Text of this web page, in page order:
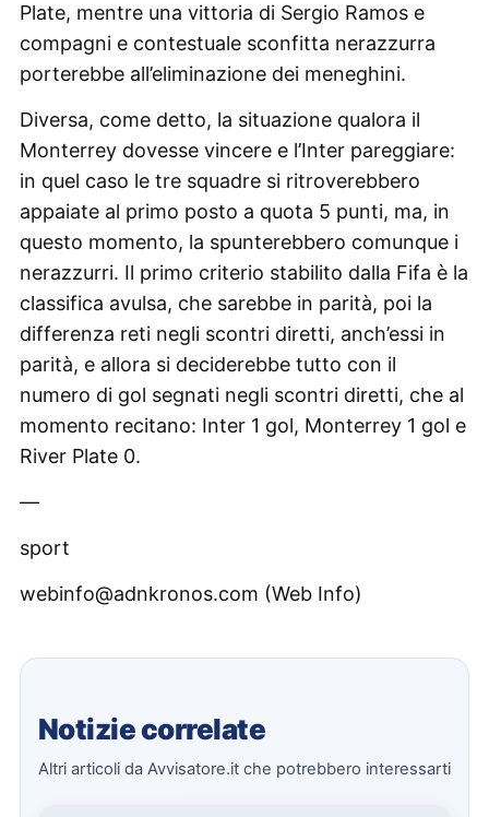
Plate, mentre una vittoria di Sergio Ramos e
compagni e contestuale sconfitta nerazzurra
porterebbe all’eliminazione dei meneghini.
Diversa, come detto, la situazione qualora il
Monterrey dovesse vincere e l’Inter pareggiare:
in quel caso le tre squadre si ritroverebbero
appaiate al primo posto a quota 5 punti, ma, in
questo momento, la spunterebbero comunque i
nerazzurri. Il primo criterio stabilito dalla Fifa è la
classifica avulsa, che sarebbe in parità, poi la
differenza reti negli scontri diretti, anch’essi in
parità, e allora si deciderebbe tutto con il
numero di gol segnati negli scontri diretti, che al
momento recitano: Inter 1 gol, Monterrey 1 gol e
River Plate 0.
—
sport
webinfo@adnkronos.com (Web Info)
Notizie correlate
Altri articoli da Avvisatore.it che potrebbero interessarti